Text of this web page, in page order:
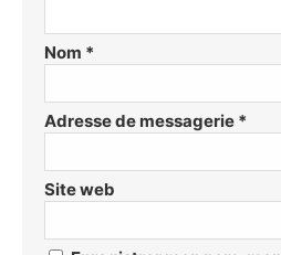
Nom *
Adresse de messagerie *
Site web